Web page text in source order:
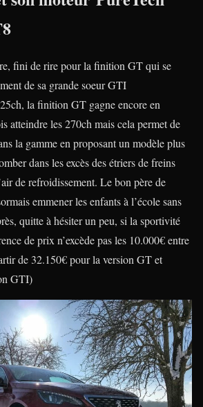
fini de rire pour la finition GT qui se
de sa grande soeur GTI
la finition GT gagne encore en
atteindre les 270ch mais cela permet de
la gamme en proposant un modèle plus
dans les excès des étriers de freins
de refroidissement. Le bon père de
emmener les enfants à l’école sans
quitte à hésiter un peu, si la sportivité
de prix n’excède pas les 10.000€ entre
de 32.150€ pour la version GT et
GTI)